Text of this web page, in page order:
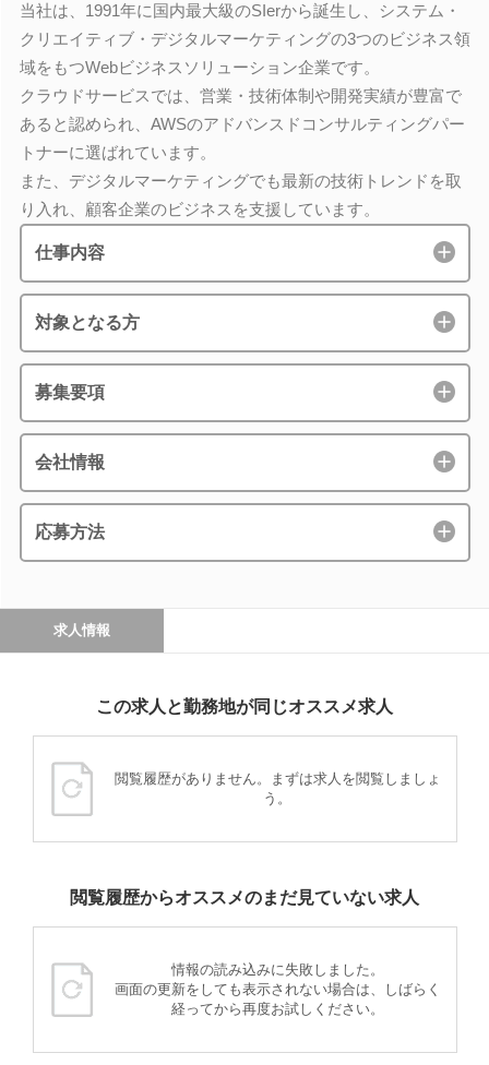
当社は、1991年に国内最大級のSIerから誕生し、システム・
クリエイティブ・デジタルマーケティングの3つのビジネス領
域をもつWebビジネスソリューション企業です。
クラウドサービスでは、営業・技術体制や開発実績が豊富で
あると認められ、AWSのアドバンスドコンサルティングパー
トナーに選ばれています。
また、デジタルマーケティングでも最新の技術トレンドを取
り入れ、顧客企業のビジネスを支援しています。
仕事内容
対象となる方
募集要項
会社情報
応募方法
求人情報
この求人と勤務地が同じオススメ求人
閲覧履歴がありません。まずは求人を閲覧しましょ
う。
閲覧履歴からオススメのまだ見ていない求人
情報の読み込みに失敗しました。
画面の更新をしても表示されない場合は、しばらく
経ってから再度お試しください。